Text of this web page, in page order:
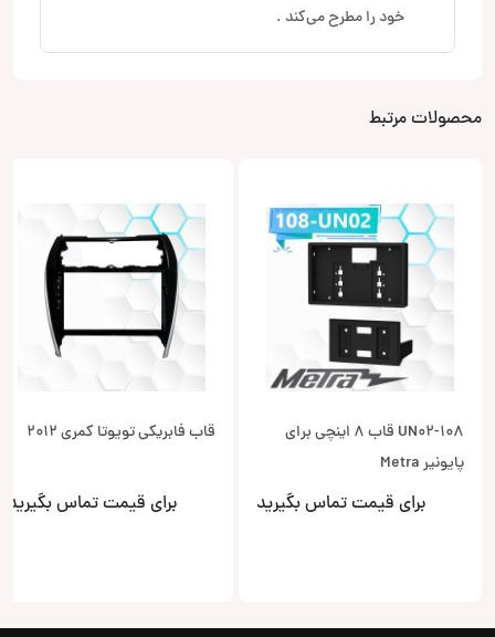
خود را مطرح می‌کند .
محصولات مرتبط
108-UN02 قاب 8 اینچی برای
پایونیر Metra
برای قیمت تماس بگیرید
قاب فابریکی تویوتا کمری 2012
برای قیمت تماس بگیرید